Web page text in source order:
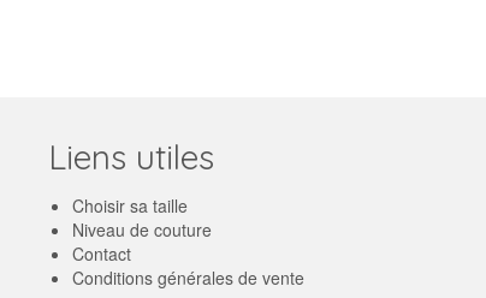
Liens utiles
Choisir sa taille
Niveau de couture
Contact
Conditions générales de vente